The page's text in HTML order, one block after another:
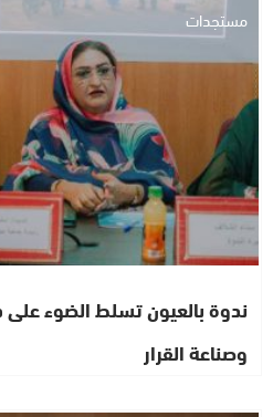
مستجدات
ندوة بالعيون تسلط الضوء على
وصناعة القرار